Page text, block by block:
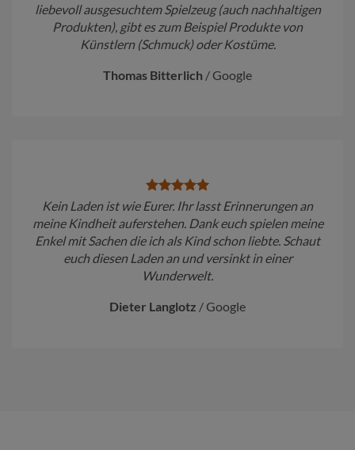
liebevoll ausgesuchtem Spielzeug (auch nachhaltigen
Produkten), gibt es zum Beispiel Produkte von
Künstlern (Schmuck) oder Kostüme.
Thomas Bitterlich / Google
Kein Laden ist wie Eurer. Ihr lasst Erinnerungen an
meine Kindheit auferstehen. Dank euch spielen meine
Enkel mit Sachen die ich als Kind schon liebte. Schaut
euch diesen Laden an und versinkt in einer
Wunderwelt.
Dieter Langlotz / Google